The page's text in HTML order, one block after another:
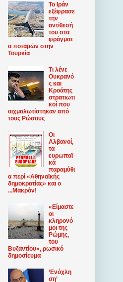
Το Ιράν
εξέφρασε
την
αντίθεσή
του στα
φράγματ
α ποταμών στην
Τουρκία
Τι λένε
Ουκρανό
ς και
Κροάτης
στρατιωτι
κοί που
αιχμαλωτίστηκαν από
τους Ρώσους
Οι
Αλβανοί,
τα
ευρωπαϊ
κά
παραμύθι
α περί «Αθηναϊκής
δημοκρατίας» και ο
...Μακρόν!
«Είμαστε
οι
κληρονό
μοι της
Ρώμης,
του
Βυζαντίου», ρωσικό
δημοσίευμα
‘Ενόχλη
ση’